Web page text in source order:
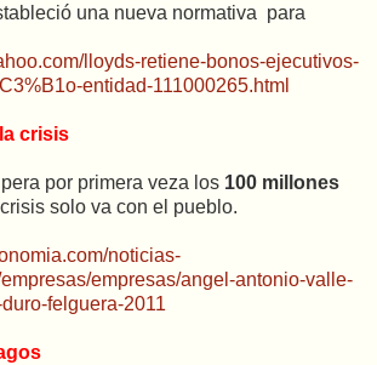
una nueva normativa para
lloyds-retiene-bonos-ejecutivos-
entidad-111000265.html
crisis
por primera veza los 100 millones
solo va con el pueblo.
noticias-
empresas/angel-antonio-valle-
felguera-2011